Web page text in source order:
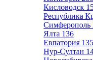
Кисловодск
Республика
Симферополь
Ялта 136
Евпатория 135
Нур-Султан